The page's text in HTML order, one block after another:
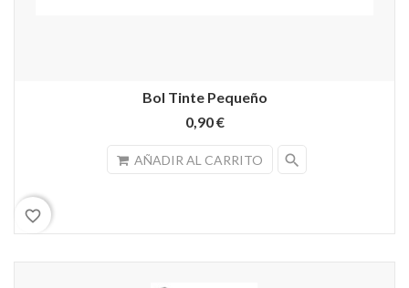
Bol Tinte Pequeño
0,90 €
AÑADIR AL CARRITO search
favorite_border